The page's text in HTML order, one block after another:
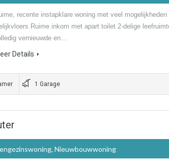
recente instapklare woning met veel
Ruime inkom met apart toilet 2-delige
vernieuwde en…
Details
1 Garage
Nieuwbouwwoning